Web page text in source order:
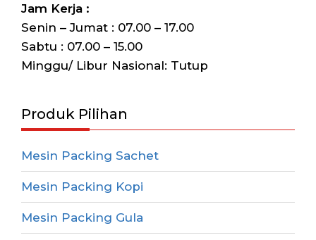
Jam Kerja :
Senin – Jumat : 07.00 – 17.00
Sabtu : 07.00 – 15.00
Minggu/ Libur Nasional: Tutup
Produk Pilihan
Mesin Packing Sachet
Mesin Packing Kopi
Mesin Packing Gula